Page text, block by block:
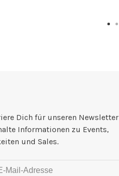
Dich für unseren Newsletter
Informationen zu Events,
und Sales.